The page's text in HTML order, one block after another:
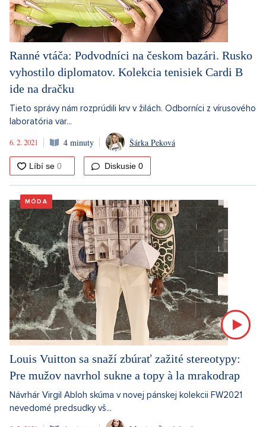
Ranné vtáča: Podvodníci na českom bazári. Rusko
vyhostilo diplomatov. Kolekcia tenisiek Cardi B
ide na dračku
Tieto správy nám rozprúdili krv v žilách. Odborníci z vírusového
laboratória var...
6. 2. 2021
4 minuty Šárka Peková
Diskusie 0
MÓDA
Louis Vuitton sa snaží zbúrať zažité stereotypy:
Pre mužov navrhol sukne a topy à la mrakodrap
Návrhár Virgil Abloh skúma v novej pánskej kolekcii FW2021
nevedomé predsudky vš...